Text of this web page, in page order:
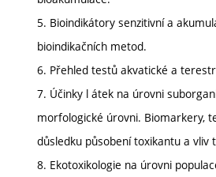
5. Bioindikátory senzitivní a
bioindikačních metod.
6. Přehled testů akvatické a
7. Účinky l átek na úrovni
morfologické úrovni. Biomarkery,
důsledku působení toxikantu a vliv
8. Ekotoxikologie na úrovni